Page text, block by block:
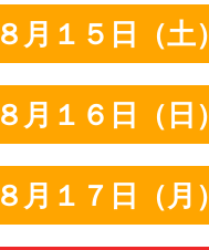
８月１５日（土）
８月１６日（日）
８月１７日（月）